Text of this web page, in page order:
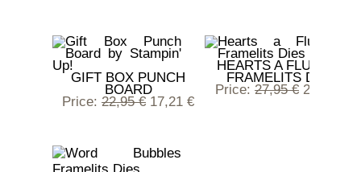
GIFT BOX PUNCH
BOARD
Price: 22,95 € 17,21 €
HEARTS A FLUTTER
FRAMELITS DIES
Price: 27,95 € 20,96 €